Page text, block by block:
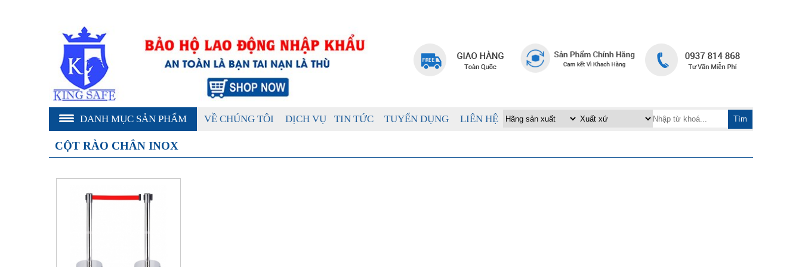
DANH MỤC SẢN PHẨM VỀ CHÚNG TÔI DỊCH VỤ TIN TỨC TUYỂN DỤNG LIÊN HỆ Tìm
CỘT RÀO CHẮN INOX